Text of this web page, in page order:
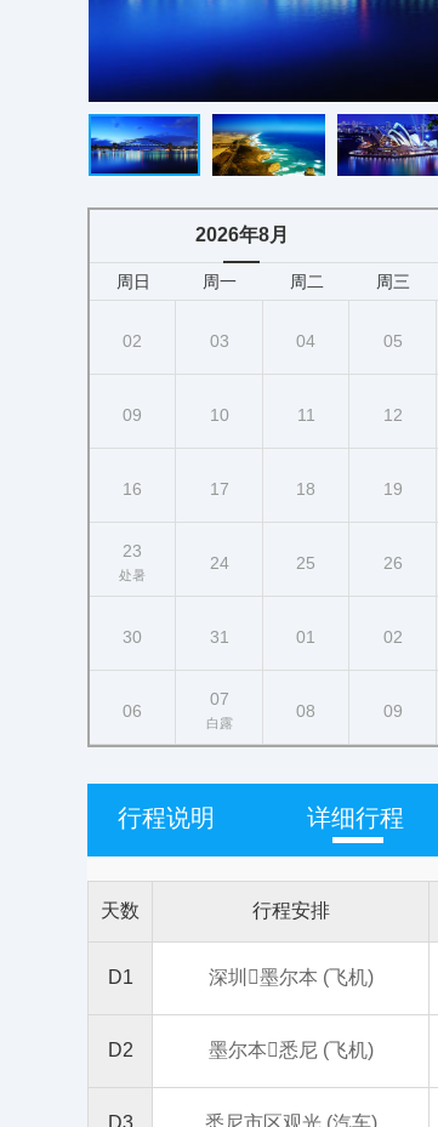
2026年8月
周日 周一 周二 周三
02 03 04 05
09 10 11 12
16 17 18 19
23
处暑
24 25 26
30 31 01 02
06
07
白露
08 09
行程说明 详细行程
天数 行程安排
D1 深圳墨尔本 (飞机)
D2 墨尔本悉尼 (飞机)
D3 悉尼市区观光 (汽车)